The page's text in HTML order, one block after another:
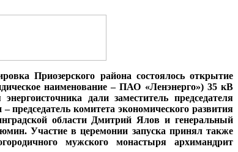
Приозерского района состоялось открытие
наименование – ПАО «Ленэнерго») 35 кВ
дали заместитель председателя
председатель комитета экономического развития
области Дмитрий Ялов и генеральный
Участие в церемонии запуска принял также
мужского монастыря архимандрит